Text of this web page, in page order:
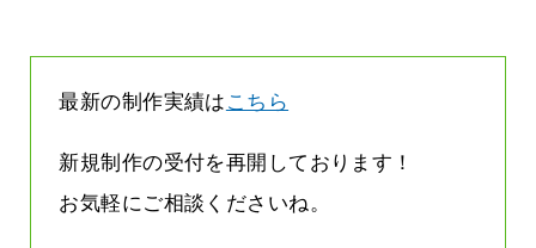
最新の制作実績は こちら
新規制作の受付を再開しております！
お気軽にご相談くださいね。